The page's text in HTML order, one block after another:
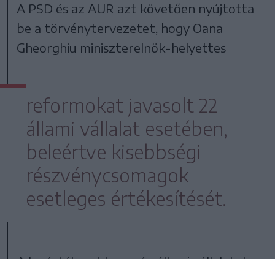
A PSD és az AUR azt követően nyújtotta
be a törvénytervezetet, hogy Oana
Gheorghiu miniszterelnök-helyettes
reformokat javasolt 22
állami vállalat esetében,
beleértve kisebbségi
részvénycsomagok
esetleges értékesítését.